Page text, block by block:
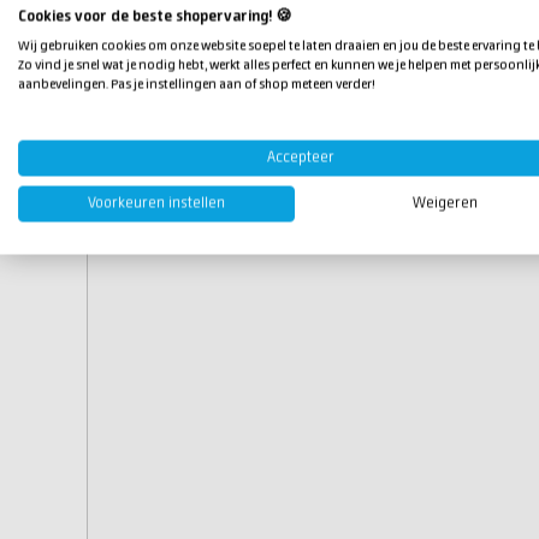
Kleur:transparant
Aantal mengschotjes:16
Lengte:100 mm
Cookies voor de beste shopervaring! 🍪
Wij gebruiken cookies om onze website soepel te laten draaien en jou de beste ervaring te
Zo vind je snel wat je nodig hebt, werkt alles perfect en kunnen we je helpen met
aanbevelingen. Pas je instellingen aan of shop meteen verder!
Accepteer
Voorkeuren instellen Weigeren